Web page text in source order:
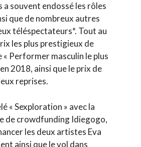
a souvent endossé les rôles
que de nombreux autres
téléspectateurs*. Tout au
les plus prestigieux de
Performer masculin le plus
2018, ainsi que le prix de
reprises.
« Sexploration » avec la
de crowdfunding Idiegogo,
les deux artistes Eva
ainsi que le vol dans